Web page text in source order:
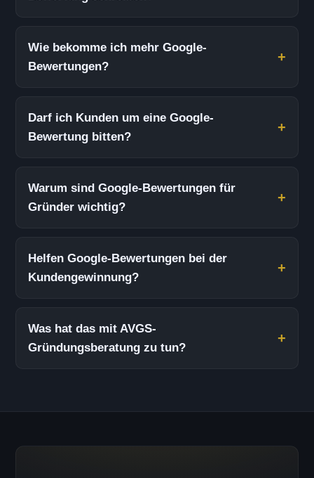
Wie bekomme ich mehr Google-
Bewertungen?
Darf ich Kunden um eine Google-
Bewertung bitten?
Warum sind Google-Bewertungen für
Gründer wichtig?
Helfen Google-Bewertungen bei der
Kundengewinnung?
Was hat das mit AVGS-
Gründungsberatung zu tun?